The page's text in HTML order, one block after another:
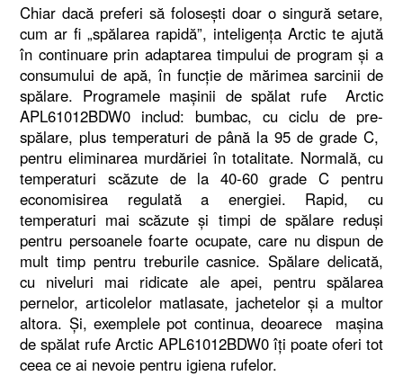
Chiar dacă preferi să folosești doar o singură setare,
cum ar fi „spălarea rapidă”, inteligența Arctic te ajută
în continuare prin adaptarea timpului de program și a
consumului de apă, în funcție de mărimea sarcinii de
spălare. Programele mașinii de spălat rufe Arctic
APL61012BDW0 includ: bumbac, cu ciclu de pre-
spălare, plus temperaturi de până la 95 de grade C,
pentru eliminarea murdăriei în totalitate. Normală, cu
temperaturi scăzute de la 40-60 grade C pentru
economisirea regulată a energiei. Rapid, cu
temperaturi mai scăzute și timpi de spălare reduși
pentru persoanele foarte ocupate, care nu dispun de
mult timp pentru treburile casnice. Spălare delicată,
cu niveluri mai ridicate ale apei, pentru spălarea
pernelor, articolelor matlasate, jachetelor și a multor
altora. Și, exemplele pot continua, deoarece mașina
de spălat rufe Arctic APL61012BDW0 îți poate oferi tot
ceea ce ai nevoie pentru igiena rufelor.